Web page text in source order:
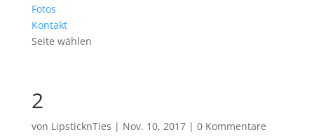
Fotos
Kontakt
Seite wählen
2
von LipsticknTies | Nov. 10, 2017| 0 Kommentare